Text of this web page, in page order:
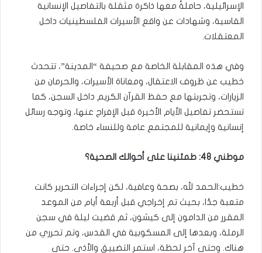
الإسرائيلية، حاملةً معها ذاكرة مثقلة بالتفاصيل الإنسانية
القاسية، وشهادات عن واقع الأسيرات الفلسطينيات داخل
المعتقلات.
وفي هذه المقابلة الخاصة مع صحيفة “المدينة”، تتحدث
خطيب عن ظروف الاعتقال، ومعاناة الأسيرات، والحرمان من
الزيارات، وتجربتها مع حفظ القرآن الكريم داخل السجن، كما
تستحضر تفاصيل الأيام الأخيرة قبل الإفراج عنها، وتوجه رسائل
إنسانية وإيمانية للمجتمع عامة وللنساء خاصة.
موطني 48: طمئنينا على أحوالك الصحية؟
خطيب:الحمد لله، بصحة وعافية، لكن إجراءات التحرير كانت
متعبة جدًا، بحيث تم إخراجي قبل أربعة أيام من الموعد
المقرر من الدامون إلى كيشون، ثم قضيت ليلة في سجن
الرملة، وبعدها إلى المسكوبية في القدس، وتم تحرري من
هناك. وحتى آخر لحظة، استمر التضييق والأذى. حتى